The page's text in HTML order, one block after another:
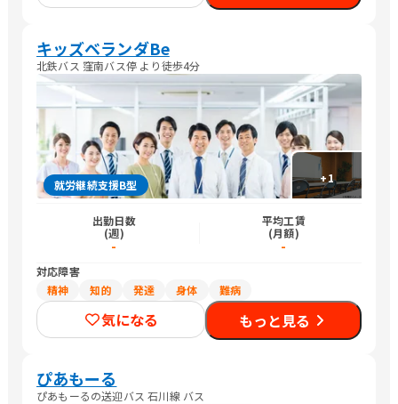
キッズベランダBe
北鉄バス 窪南バス停 より徒歩4分
+1
就労継続支援B型
出勤日数
(週)
-
平均工賃
(月額)
-
対応障害
精神
知的 発達 身体 難病
気になる もっと見る
ぴあもーる
ぴあもーるの送迎バス 石川線 バス